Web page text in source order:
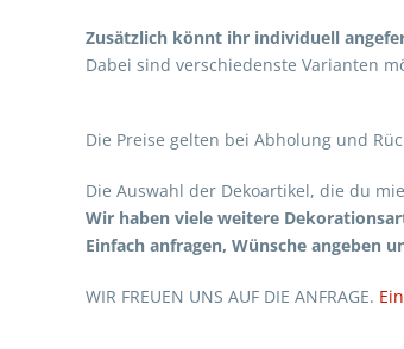
Zusätzlich könnt ihr individuell
Dabei sind verschiedenste Varianten
Die Preise gelten bei Abholung und
Die Auswahl der Dekoartikel, die du
Wir haben viele weitere
Einfach anfragen, Wünsche angeben
WIR FREUEN UNS AUF DIE ANFRAGE.